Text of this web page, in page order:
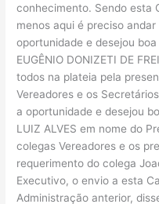
conhecimento. Sendo esta
menos aqui é preciso
oportunidade e desejou
EUGÊNIO DONIZETI DE
todos na plateia pela
Vereadores e os
a oportunidade e desejou
LUIZ ALVES em nome do
colegas Vereadores e os
requerimento do colega
Executivo, o envio a esta
Administração anterior,